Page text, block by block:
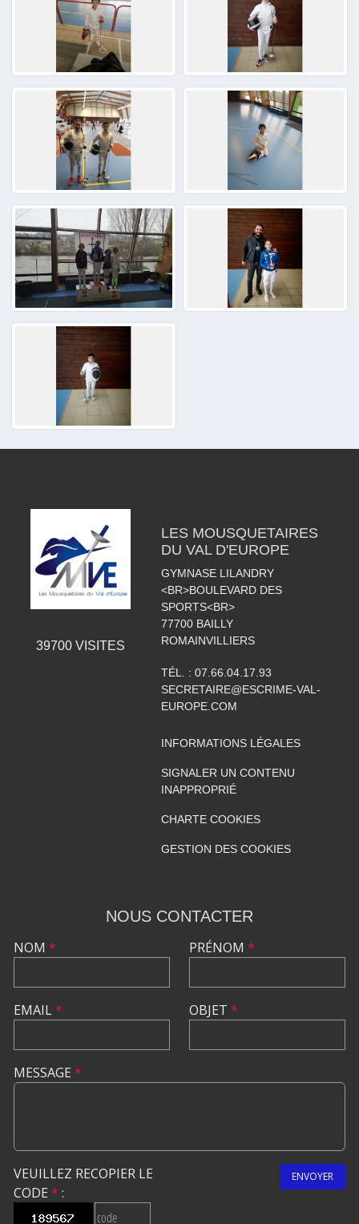
39700VISITES
LES MOUSQUETAIRES
DU VAL D'EUROPE
GYMNASE LILANDRY
<BR>BOULEVARD DES
SPORTS<BR>
77700 BAILLY
ROMAINVILLIERS
TÉL. : 07.66.04.17.93
SECRETAIRE@ESCRIME-VAL-
EUROPE.COM
INFORMATIONS LÉGALES
SIGNALER UN CONTENU
INAPPROPRIÉ
CHARTE COOKIES
GESTION DES COOKIES
NOUS CONTACTER
NOM *
EMAIL*
PRÉNOM *
OBJET *
MESSAGE *
VEUILLEZ RECOPIER LE
CODE * :
ENVOYER